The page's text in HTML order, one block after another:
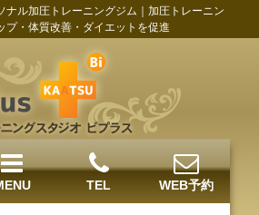
ナル加圧トレーニングジム｜加圧トレーニン
プ・体質改善・ダイエットを促進
TEL WEB予約